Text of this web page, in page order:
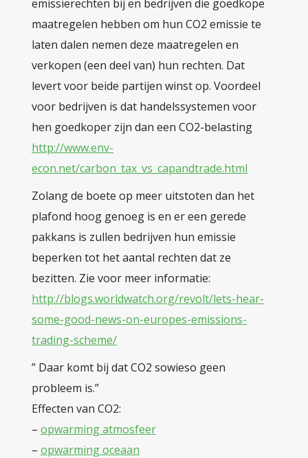
emissierechten bij en bedrijven die goedkope
maatregelen hebben om hun CO2 emissie te
laten dalen nemen deze maatregelen en
verkopen (een deel van) hun rechten. Dat
levert voor beide partijen winst op. Voordeel
voor bedrijven is dat handelssystemen voor
hen goedkoper zijn dan een CO2-belasting
http://www.env-
econ.net/carbon_tax_vs_capandtrade.html
Zolang de boete op meer uitstoten dan het
plafond hoog genoeg is en er een gerede
pakkans is zullen bedrijven hun emissie
beperken tot het aantal rechten dat ze
bezitten. Zie voor meer informatie:
http://blogs.worldwatch.org/revolt/lets-hear-
some-good-news-on-europes-emissions-
trading-scheme/
” Daar komt bij dat CO2 sowieso geen
probleem is.”
Effecten van CO2:
– opwarming atmosfeer
– opwarming oceaan